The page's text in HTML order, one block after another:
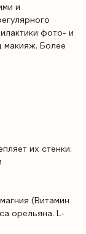
и
фото- и
макияж. Более
их стенки.
(Витамин
орельяна. L-